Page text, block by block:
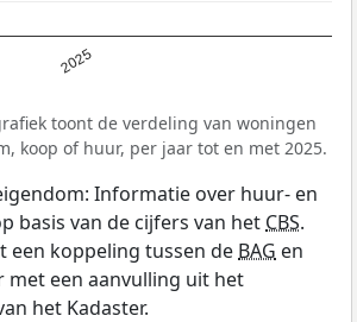
2025
toont de verdeling van woningen
koop of huur, per jaar tot en met 2025.
Informatie over huur- en
basis van de cijfers van het CBS.
een koppeling tussen de BAG en
met een aanvulling uit het
het Kadaster.